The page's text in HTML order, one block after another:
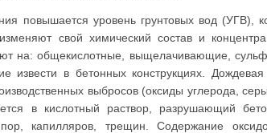
повышается уровень грунтовых вод (УГВ),
свой химический состав и
на: общекислотные, выщелачивающие,
извести в бетонных конструкциях.
выбросов (оксиды углерода,
в кислотный раствор, разрушающий
пор, капилляров, трещин. Содержание